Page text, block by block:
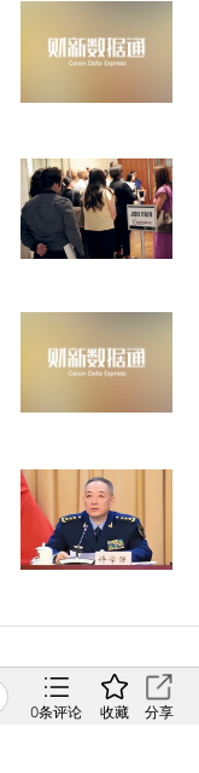
0条评论 收藏 分享